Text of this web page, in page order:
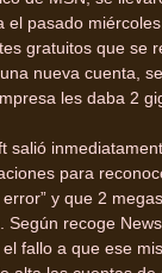
el pasado
gratuitos que se
nueva cuenta,
les daba 2
salió
para
error” y que 2
Según recoge
fallo a que ese